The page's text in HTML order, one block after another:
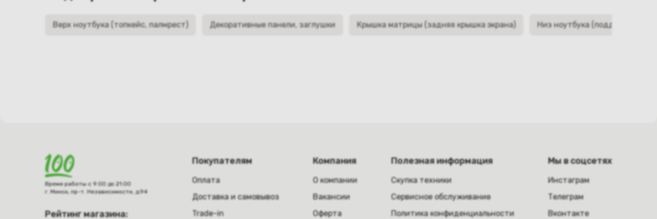
Верх ноутбука (топкейс, палмрест) Декоративные панели, заглушки Крышка матрицы (задняя крышка экрана) Низ ноутбука (поддон,
Время работы с 9:00 до 21:00
г. Минск, пр-т. Независимости, д.94
Рейтинг магазина:
Покупателям
Оплата
Доставка и самовывоз
Trade-in
Компания
О компании
Вакансии
Оферта
Полезная информация
Скупка техники
Сервисное обслуживание
Политика конфиденциальности
Мы в соцсетях
Инстаграм
Телеграм
Вконтакте